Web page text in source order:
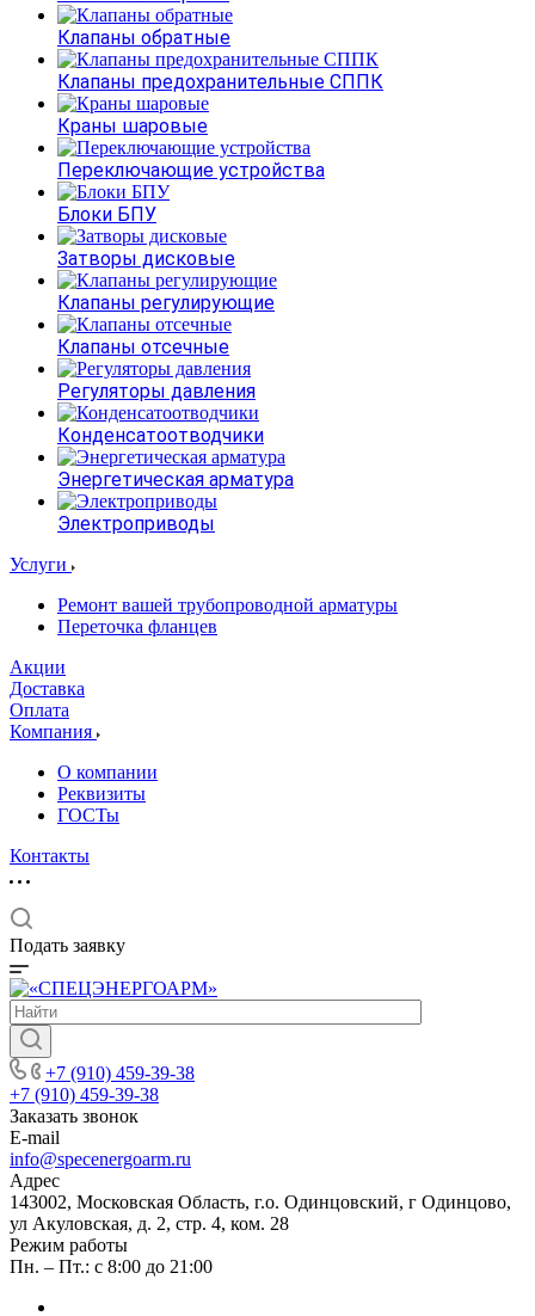
Клапаны обратные
Клапаны предохранительные СППК
Краны шаровые
Переключающие устройства
Блоки БПУ
Затворы дисковые
Клапаны регулирующие
Клапаны отсечные
Регуляторы давления
Конденсатоотводчики
Энергетическая арматура
Электроприводы
Услуги
Ремонт вашей трубопроводной арматуры
Переточка фланцев
Акции
Доставка
Оплата
Компания
О компании
Реквизиты
ГОСТы
Контакты
Подать заявку
+7 (910) 459-39-38
+7 (910) 459-39-38
Заказать звонок
E-mail
info@specenergoarm.ru
Адрес
143002, Московская Область, г.о. Одинцовский, г Одинцово,
ул Акуловская, д. 2, стр. 4, ком. 28
Режим работы
Пн. – Пт.: с 8:00 до 21:00